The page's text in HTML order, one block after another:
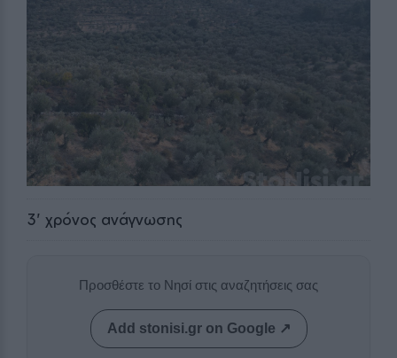
3' χρόνος ανάγνωσης
Προσθέστε το Νησί στις αναζητήσεις σας
Add stonisi.gr on Google ↗